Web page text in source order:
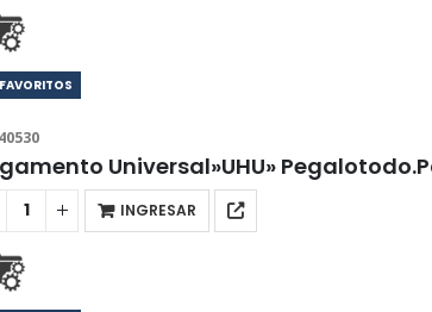
Universal»UHU»
INGRESAR